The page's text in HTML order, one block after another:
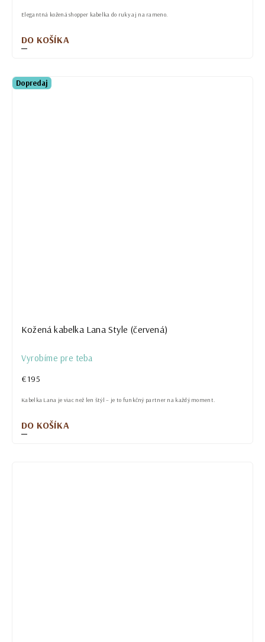
DO KOŠÍKA
Elegantná kožená shopper kabelka do ruky aj na rameno.
Dopredaj
Kožená kabelka Lana Style (červená)
Vyrobíme pre teba
€195
DO KOŠÍKA
Kabelka Lana je viac než len štýl – je to funkčný partner na každý moment.